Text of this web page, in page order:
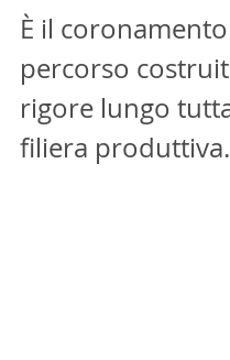
È il
percorso
rigore lungo
filiera produttiva.